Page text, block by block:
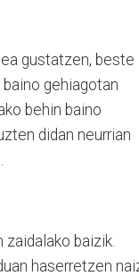
gustatzen, beste
gehiagotan
behin baino
didan neurrian
baizik.
haserretzen